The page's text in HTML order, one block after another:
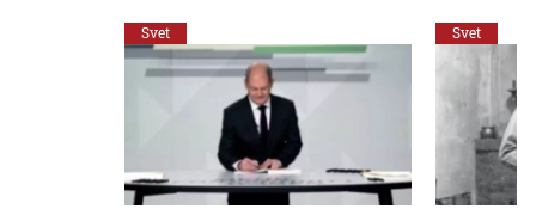
Svet Svet